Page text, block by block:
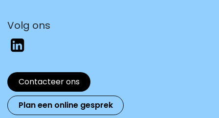
Volg ons
Contacteer ons
Plan een online gesprek